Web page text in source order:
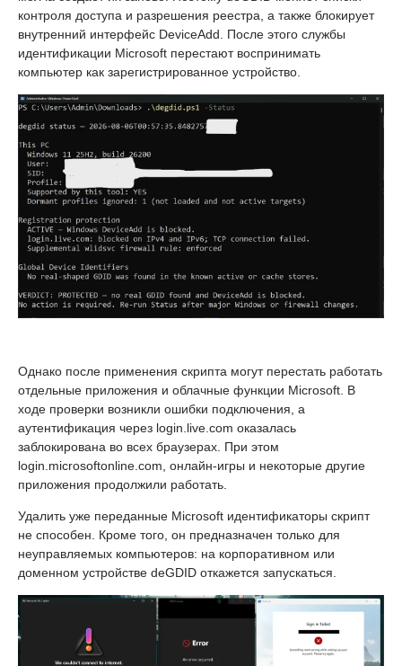
контроля доступа и разрешения реестра, а также блокирует
внутренний интерфейс DeviceAdd. После этого службы
идентификации Microsoft перестают воспринимать
компьютер как зарегистрированное устройство.
Однако после применения скрипта могут перестать работать
отдельные приложения и облачные функции Microsoft. В
ходе проверки возникли ошибки подключения, а
аутентификация через login.live.com оказалась
заблокирована во всех браузерах. При этом
login.microsoftonline.com, онлайн-игры и некоторые другие
приложения продолжили работать.
Удалить уже переданные Microsoft идентификаторы скрипт
не способен. Кроме того, он предназначен только для
неуправляемых компьютеров: на корпоративном или
доменном устройстве deGDID откажется запускаться.